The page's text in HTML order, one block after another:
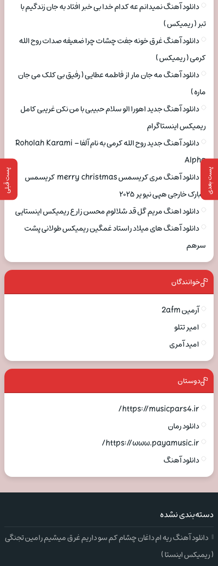
پست بعدی پست قبلی
دانلود آهنگ نمیدانم عه کدام خدا بی خبر افتاد به جان زندگیم با
تبر ( ریمیکس )
دانلود آهنگ غرق خونه جفت چشات چرا ضعیفه صدات روح الله
کرمی ( ریمیکس )
دانلود آهنگ مه جان مار از فاطمه عطایی ( رفیق بی کلک می جان
ماره )
دانلود آهنگ جدید اهورا الو سلام حبیبی با من نکن غریبی کامل
ریمیکس اینستاگرام
دانلود آهنگ جدید روح الله کرمی به نام آلفا Roholah Karami –
Alpha
دانلود آهنگ مری کریسمس merry christmas کریسمس
مبارک خارجی هپی نیو یر ۲۰۲۵
دانلود اهنگ مریم گل قد شلالوم محسن زارع ریمیکس اینستایی
دانلود آهنگ های میلاد راستاد غمگین ریمیکس طولانی پشت
سرهم
خوانندگان
آرمین 2afm
امیر تتلو
امید آمری
دوستان
https://musicpars4.ir/
دانلود رمان
https://www.payamusic.ir/
دانلود آهنگ
دسته‌بندی نشده
دانلود آهنگ ریه ام داغان چشام کم سو داریم غرق میشیم رامین تجنگی
( ریمیکس اینستا )